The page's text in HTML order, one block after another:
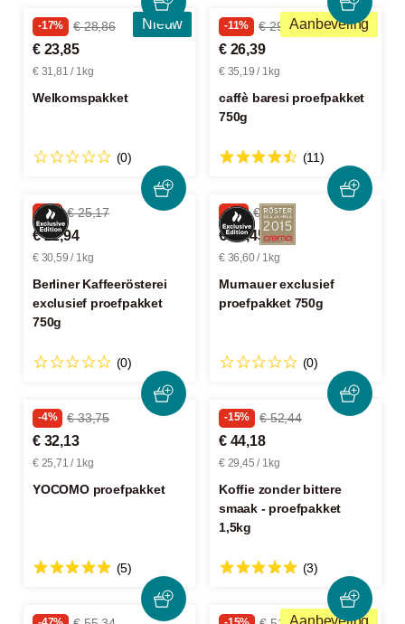
Nieuw
-17% € 28,86
€ 23,85
€ 31,81 / 1kg
Welkomspakket
(0)
Aanbeveling
-11% € 29,67
€ 26,39
€ 35,19 / 1kg
caffè baresi proefpakket
750g
(11)
-8% € 25,17
€ 22,94
€ 30,59 / 1kg
Berliner Kaffeerösterei
exclusief proefpakket
750g
(0)
-8% € 29,97
€ 27,45
€ 36,60 / 1kg
Murnauer exclusief
proefpakket 750g
(0)
-4% € 33,75
€ 32,13
€ 25,71 / 1kg
YOCOMO proefpakket
(5)
-15% € 52,44
€ 44,18
€ 29,45 / 1kg
Koffie zonder bittere
smaak - proefpakket
1,5kg
(3)